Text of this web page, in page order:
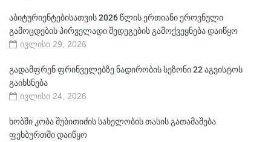
აბიტურიენტებისათვის 2026 წლის ერთიანი ეროვნული
გამოცდების პირველადი შედეგების გამოქვეყნება დაიწყო
ივლისი 29, 2026
გადამფრენ ფრინველებზე ნადირობის სეზონი 22 აგვისტოს
გაიხსნება
ივლისი 24, 2026
ხობში კობა შუბითიძის სახელობის თასის გათამაშება
ფეხბურთში დაიწყო